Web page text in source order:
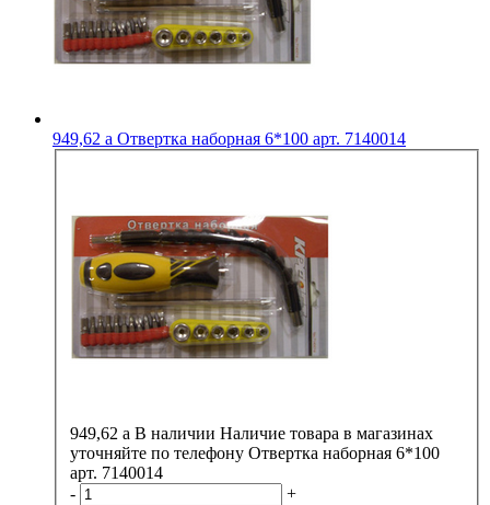
949,62 a Отвертка наборная 6*100 арт. 7140014
949,62 a В наличии Наличие товара в магазинах
уточняйте по телефону Отвертка наборная 6*100
арт. 7140014
-
+